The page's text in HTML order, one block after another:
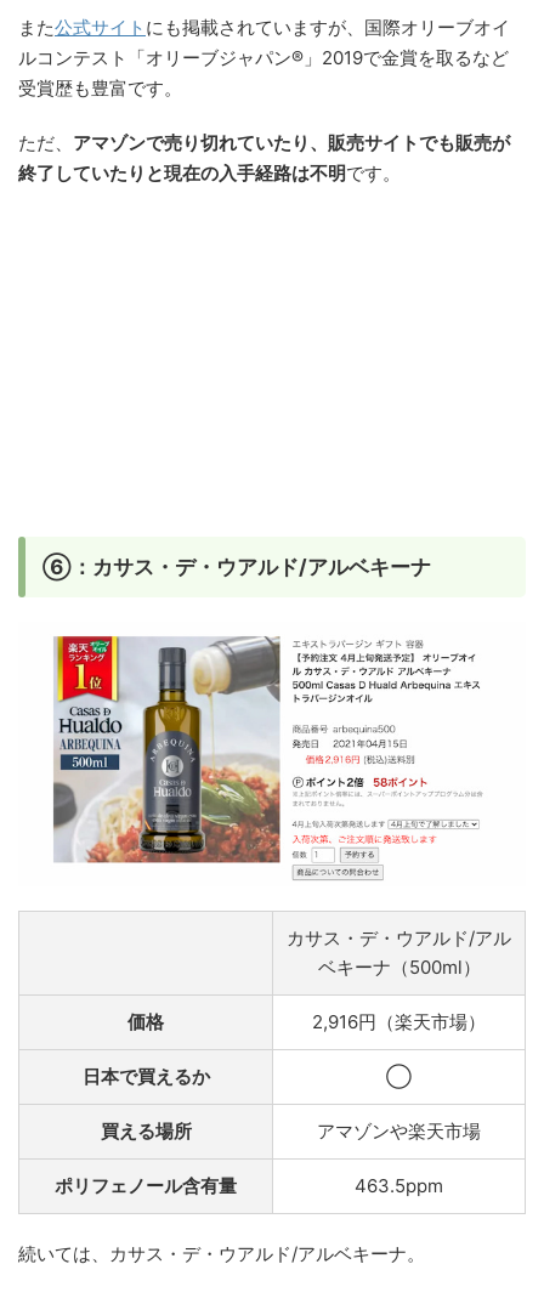
また公式サイト にも掲載されていますが、国際オリーブオイ
ルコンテスト「オリーブジャパン®」2019で金賞を取るなど
受賞歴も豊富です。
ただ、 アマゾンで売り切れていたり、販売サイトでも販売が
終了していたりと現在の入手経路は不明です。
⑥：カサス・デ・ウアルド/アルベキーナ
カサス・デ・ウアルド/アル
ベキーナ（500ml）
価格 2,916円（楽天市場）
日本で買えるか ◯
買える場所 アマゾンや楽天市場
ポリフェノール含有量 463.5ppm
続いては、カサス・デ・ウアルド/アルベキーナ。